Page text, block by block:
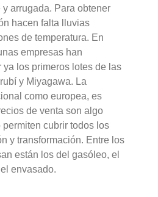
arrugada. Para obtener
hacen falta lluvias
de temperatura. En
empresas han
ya los primeros lotes de las
y Miyagawa. La
como europea, es
de venta son algo
cubrir todos los
y transformación. Entre los
están los del gasóleo, el
envasado.